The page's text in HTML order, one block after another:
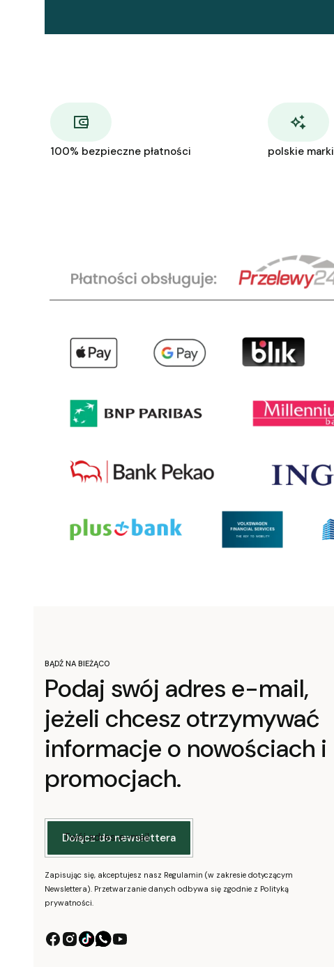
100% bezpieczne płatności polskie marki
BĄDŹ NA BIEŻĄCO
Podaj swój adres e-mail,
jeżeli chcesz otrzymywać
informacje o nowościach i
promocjach.
Twój adres e-mail
Dołącz do newslettera
Zapisując się, akceptujesz nasz Regulamin (w zakresie dotyczącym
Newslettera). Przetwarzanie danych odbywa się zgodnie z Polityką
prywatności.